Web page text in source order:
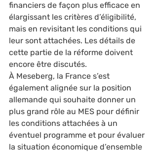
financiers de façon plus efficace en
élargissant les critères d’éligibilité,
mais en revisitant les conditions qui
leur sont attachées. Les détails de
cette partie de la réforme doivent
encore être discutés.
À Meseberg, la France s’est
également alignée sur la position
allemande qui souhaite donner un
plus grand rôle au MES pour définir
les conditions attachées à un
éventuel programme et pour évaluer
la situation économique d’ensemble